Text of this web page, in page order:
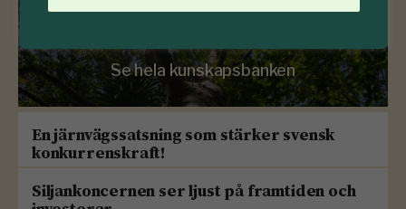
Se hela kunskapsbanken
En järnvägssatsning som stärker svensk
konkurrenskraft!
Siljankoncernen ser ljust på framtiden och